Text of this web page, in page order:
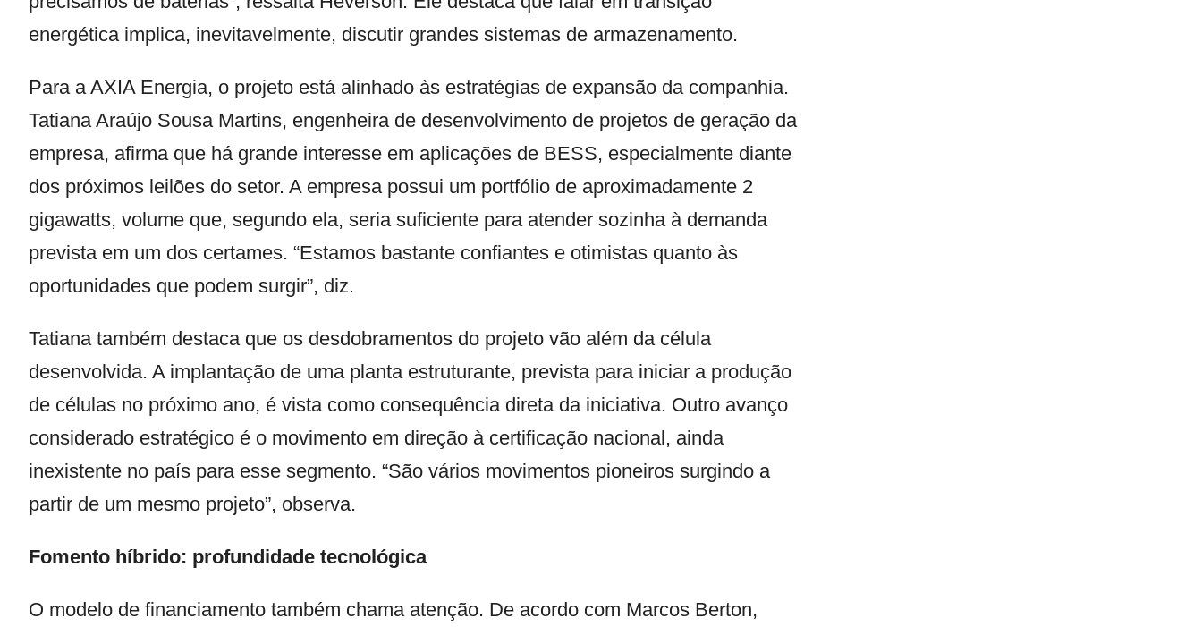
energética implica, inevitavelmente, discutir grandes sistemas de armazenamento.
Para a AXIA Energia, o projeto está alinhado às estratégias de expansão da companhia.
Tatiana Araújo Sousa Martins, engenheira de desenvolvimento de projetos de geração da
empresa, afirma que há grande interesse em aplicações de BESS, especialmente diante
dos próximos leilões do setor. A empresa possui um portfólio de aproximadamente 2
gigawatts, volume que, segundo ela, seria suficiente para atender sozinha à demanda
prevista em um dos certames. “Estamos bastante confiantes e otimistas quanto às
oportunidades que podem surgir”, diz.
Tatiana também destaca que os desdobramentos do projeto vão além da célula
desenvolvida. A implantação de uma planta estruturante, prevista para iniciar a produção
de células no próximo ano, é vista como consequência direta da iniciativa. Outro avanço
considerado estratégico é o movimento em direção à certificação nacional, ainda
inexistente no país para esse segmento. “São vários movimentos pioneiros surgindo a
partir de um mesmo projeto”, observa.
Fomento híbrido: profundidade tecnológica
O modelo de financiamento também chama atenção. De acordo com Marcos Berton,